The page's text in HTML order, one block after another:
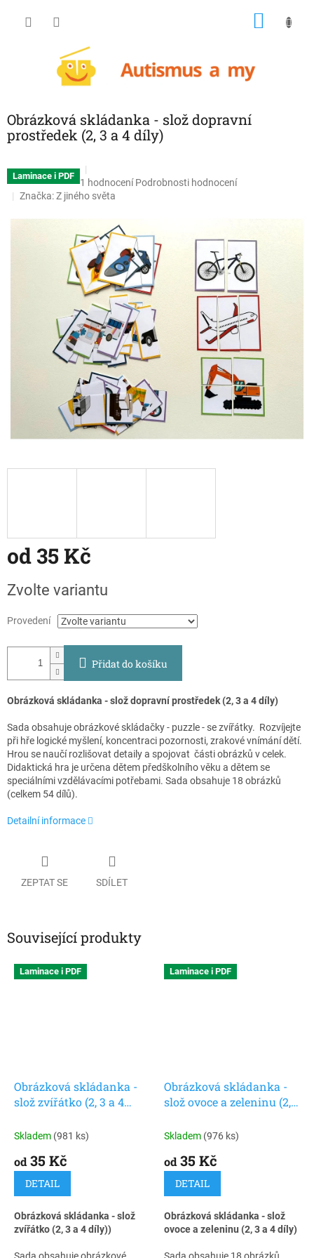
Obrázková skládanka - slož dopravní
prostředek (2, 3 a 4 díly)
Laminace i PDF
Průměrné
hodnocení
5,0
z
hvězdiček.
1 hodnocení Podrobnosti hodnocení
Značka:Z jiného světa
od35 Kč
cena:
Zvolte variantu
Provedení
Přidat do košíku
Obrázková skládanka - slož dopravní prostředek (2, 3 a 4 díly)
Sada obsahuje obrázkové skládačky - puzzle - se zvířátky. Rozvíjejte
při hře logické myšlení, koncentraci pozornosti, zrakové vnímání dětí.
Hrou se naučí rozlišovat detaily a spojovat části obrázků v celek.
Didaktická hra je určena dětem předškolního věku a dětem se
speciálními vzdělávacími potřebami. Sada obsahuje 18 obrázků
(celkem 54 dílů).
Detailní informace
ZEPTAT SE SDÍLET
Související produkty
Laminace i PDF
Obrázková skládanka -
slož zvířátko (2, 3 a 4
Skladem (981 ks)
od35 Kč
DETAIL
Obrázková skládanka - slož
zvířátko (2, 3 a 4 díly))
Laminace i PDF
Obrázková skládanka -
slož ovoce a zeleninu (2, 3
Skladem (976 ks)
od35 Kč
DETAIL
Obrázková skládanka - slož
ovoce a zeleninu (2, 3 a 4 díly)